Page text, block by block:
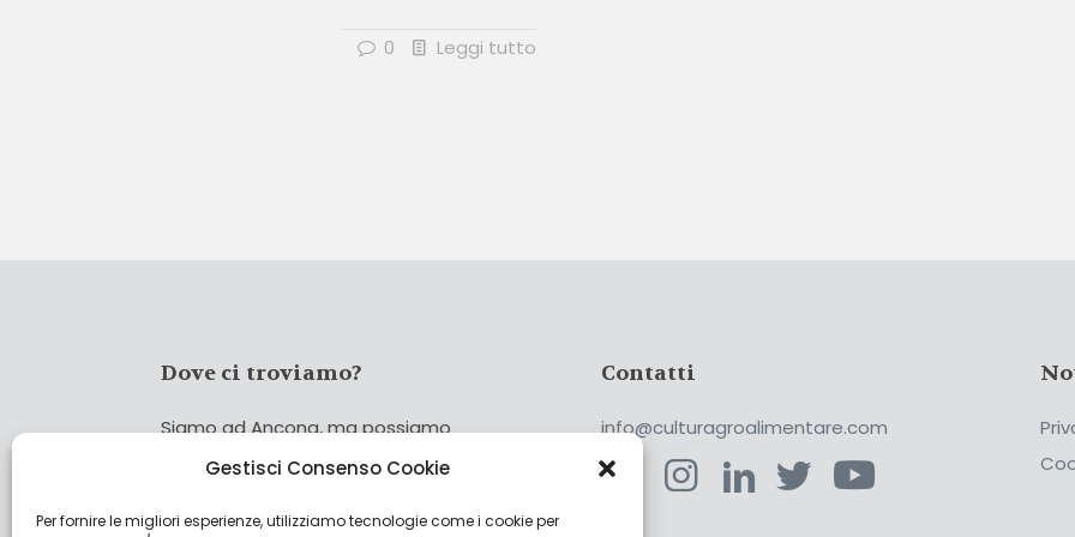
Gestisci Consenso Cookie
Per fornire le migliori esperienze, utilizziamo tecnologie come i cookie per
0 Leggi tutto
Dove ci troviamo?
Siamo ad Ancona, ma possiamo
coprire tutta Italia!
Cerca
Contatti
info@culturagroalimentare.com